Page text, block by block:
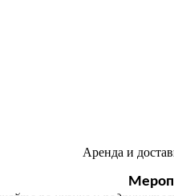
Аренда и